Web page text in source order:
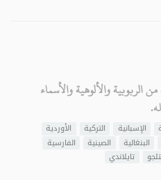
الربوبية والألوهية والأسماء
الإسبانية التركية
الأوردية
البنغالية الصينية
الفارسية
تايلاندي